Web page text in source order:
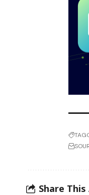
Share